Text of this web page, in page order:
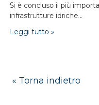
Si è concluso il più
infrastrutture idriche...
Leggi tutto »
« Torna indietro